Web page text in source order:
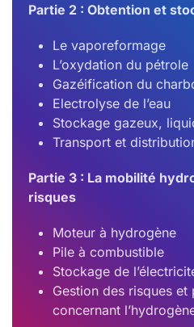
Partie 2 : Obtention et
Le vaporeformage
L’oxydation du pétrole
Gazéification du
Electrolyse de l’eau
Stockage gazeux,
Transport et
Partie 3 : La mobilité
risques
Moteur à hydrogène
Pile à combustible
Stockage de
Gestion des risques
concernant